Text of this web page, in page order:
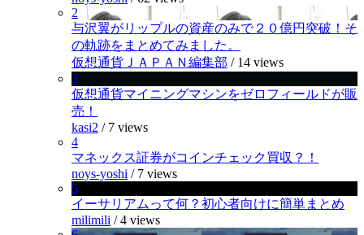
2
与沢翼がリップルの資産のみで２０億円突破！そ
の軌跡をまとめてみました。
仮想通貨ＪＡＰＡＮ編集部 / 14 views
3
仮想通貨マイニングマシンをゼロフィールドが販
売！
kasi2 / 7 views
4
マネックス証券がコインチェック買収？！
noys-yoshi / 7 views
5
イーサリアムって何？初心者向けに簡単まとめ
milimili /4 views